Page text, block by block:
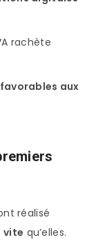
rachète
aux
réalisé
vite qu’elles.